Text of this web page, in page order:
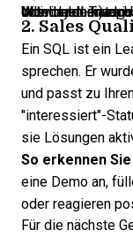
Wie Leads kategorisiert werden, variiert stark von Unternehmen zu Unternehmen, aber die meisten CRMs oder Lead-Tracking-Softwares (wie dieses Beispiel von Monday.com)
2. Sales
Ein SQL ist ein
sprechen. Er
und passt zu
"interessiert"-
sie Lösungen
So erkennen
eine Demo an,
oder reagieren
Für die nächste